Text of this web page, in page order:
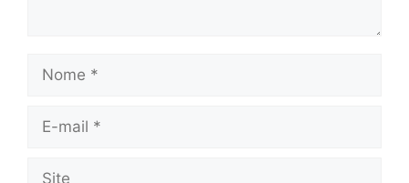
Nome
E-
Site